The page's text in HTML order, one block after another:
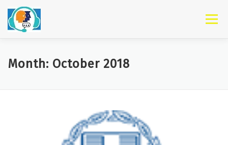
Skip to content
Menu
Month: October 2018